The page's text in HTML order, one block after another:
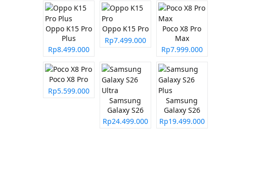
Oppo K15 Pro
Plus
Rp8.499.000
Oppo K15 Pro
Rp7.499.000
Poco X8 Pro
Max
Rp7.999.000
Poco X8 Pro
Rp5.599.000
Samsung
Galaxy S26
Ultra
Rp24.499.000
Samsung
Galaxy S26
Plus
Rp19.499.000